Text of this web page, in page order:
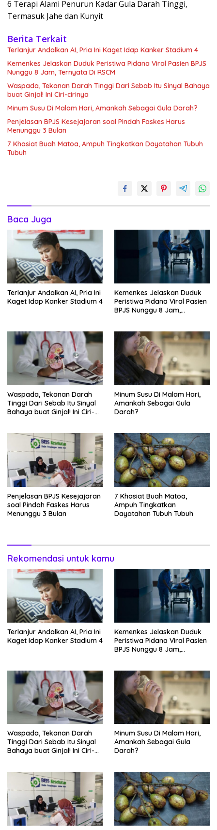
6 Terapi Alami Penurun Kadar Gula Darah Tinggi,
Termasuk Jahe dan Kunyit
Berita Terkait
Terlanjur Andalkan AI, Pria Ini Kaget Idap Kanker Stadium 4
Kemenkes Jelaskan Duduk Peristiwa Pidana Viral Pasien BPJS
Nunggu 8 Jam, Ternyata Di RSCM
Waspada, Tekanan Darah Tinggi Dari Sebab Itu Sinyal Bahaya
buat Ginjal! Ini Ciri-cirinya
Minum Susu Di Malam Hari, Amankah Sebagai Gula Darah?
Penjelasan BPJS Kesejajaran soal Pindah Faskes Harus
Menunggu 3 Bulan
7 Khasiat Buah Matoa, Ampuh Tingkatkan Dayatahan Tubuh
Tubuh
Baca Juga
Terlanjur Andalkan AI, Pria Ini
Kaget Idap Kanker Stadium 4
Kemenkes Jelaskan Duduk
Peristiwa Pidana Viral Pasien
BPJS Nunggu 8 Jam,
Waspada, Tekanan Darah
Tinggi Dari Sebab Itu Sinyal
Bahaya buat Ginjal! Ini Ciri-
Minum Susu Di Malam Hari,
Amankah Sebagai Gula
Darah?
Penjelasan BPJS Kesejajaran
soal Pindah Faskes Harus
Menunggu 3 Bulan
7 Khasiat Buah Matoa,
Ampuh Tingkatkan
Dayatahan Tubuh Tubuh
Rekomendasi untuk kamu
Terlanjur Andalkan AI, Pria Ini
Kaget Idap Kanker Stadium 4
Kemenkes Jelaskan Duduk
Peristiwa Pidana Viral Pasien
BPJS Nunggu 8 Jam,
Waspada, Tekanan Darah
Tinggi Dari Sebab Itu Sinyal
Bahaya buat Ginjal! Ini Ciri-
Minum Susu Di Malam Hari,
Amankah Sebagai Gula
Darah?